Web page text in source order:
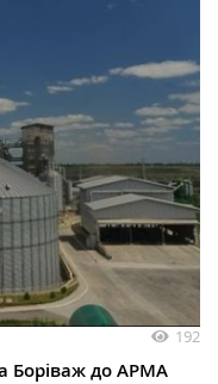
192
Боріваж до АРМА